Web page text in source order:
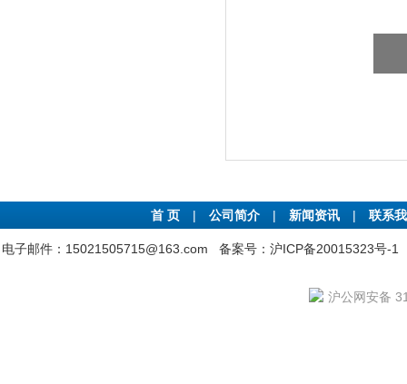
首 页 | 公司简介 | 新闻资讯 | 联系
电子邮件：15021505715@163.com 备案号：沪ICP备20015323号-1
沪公网安备